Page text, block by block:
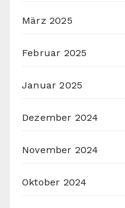
März 2025
Februar 2025
Januar 2025
Dezember 2024
November 2024
Oktober 2024